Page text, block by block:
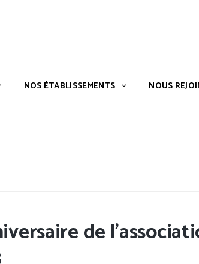
NOS ÉTABLISSEMENTS NOUS
?
de